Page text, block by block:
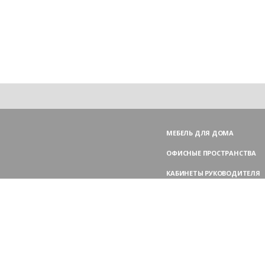
МЕБЕЛЬ ДЛЯ ДОМА
ОФИСНЫЕ ПРОСТРАНСТВА
КАБИНЕТЫ РУКОВОДИТЕЛЯ